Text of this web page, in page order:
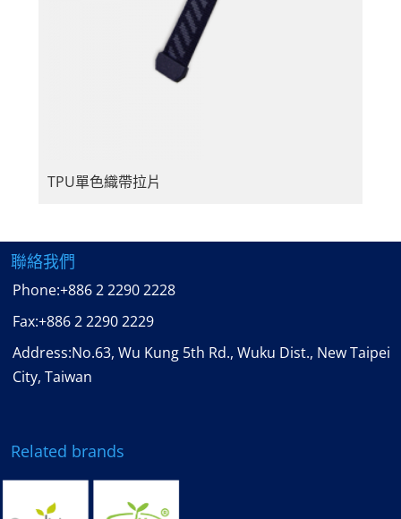
TPU單色織帶拉片
聯絡我們
Phone:+886 2 2290 2228
Fax:+886 2 2290 2229
Address:No.63, Wu Kung 5th Rd., Wuku Dist., New Taipei
City, Taiwan
Related brands